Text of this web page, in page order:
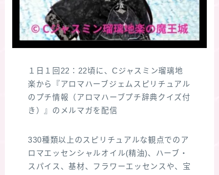
１日１回22：22頃に、Cジャスミン瑠璃地
楽から『アロマハーブジェムスピリチュアル
のプチ情報（アロマハーブプチ辞典クイズ付
き）』のメルマガを配信
330種類以上のスピリチュアルな観点でのア
ロマエッセンシャルオイル(精油)、ハーブ・
スパイス、基材、フラワーエッセンスや、宝